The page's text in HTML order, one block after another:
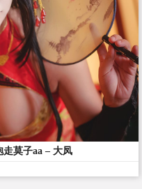
走莫子aa – 大凤